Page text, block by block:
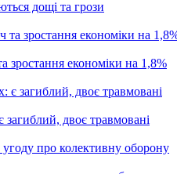
дощі та грози
зростання економіки на 1,8%
двоє травмовані